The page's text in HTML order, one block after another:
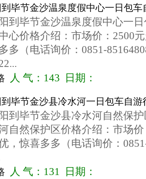
毕节金沙温泉度假中心一日包车
到毕节金沙温泉度假中心一
心价格介绍：市场价：2500
多（电话询价：0851-
人 气：143 日期：
毕节金沙县冷水河一日包车自游
到毕节金沙县冷水河自然保
自然保护区价格介绍：市场
，惊喜多多（电话询价：
人 气：131 日期：